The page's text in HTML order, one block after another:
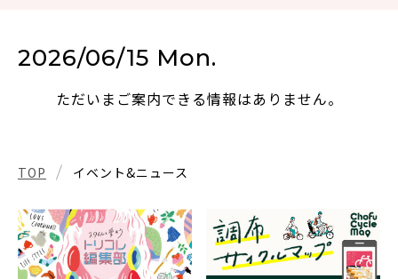
2026/06/15 Mon.
ただいまご案内できる情報はありません。
TOP イベント&ニュース